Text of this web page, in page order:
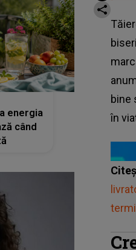
bine
în
energia
când